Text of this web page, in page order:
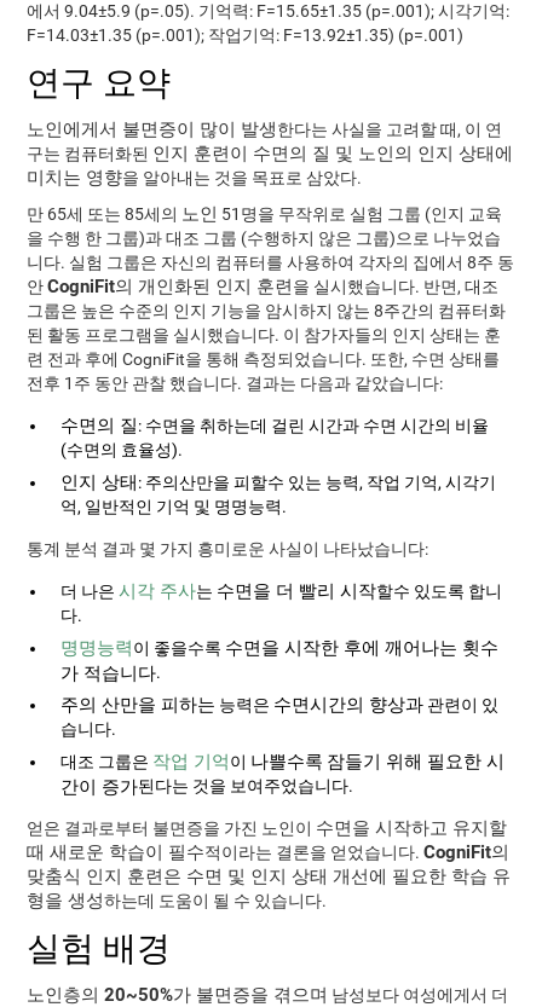
에서 9.04±5.9 (p=.05). 기억력: F=15.65±1.35 (p=.001); 시각기억:
F=14.03±1.35 (p=.001); 작업기억: F=13.92±1.35) (p=.001)
연구 요약
노인에게서 불면증이 많이 발생한다는 사실을 고려할 때, 이 연
구는 컴퓨터화된 인지 훈련이 수면의 질 및 노인의 인지 상태에
미치는 영향을 알아내는 것을 목표로 삼았다.
만 65세 또는 85세의 노인 51명을 무작위로 실험 그룹 (인지 교육
을 수행 한 그룹)과 대조 그룹 (수행하지 않은 그룹)으로 나누었습
니다. 실험 그룹은 자신의 컴퓨터를 사용하여 각자의 집에서 8주 동
안CogniFit의 개인화된 인지 훈련을 실시했습니다. 반면, 대조
그룹은 높은 수준의 인지 기능을 암시하지 않는 8주간의 컴퓨터화
된 활동 프로그램을 실시했습니다. 이 참가자들의 인지 상태는 훈
련 전과 후에 CogniFit을 통해 측정되었습니다. 또한, 수면 상태를
전후 1주 동안 관찰 했습니다. 결과는 다음과 같았습니다:
수면의 질: 수면을 취하는데 걸린 시간과 수면 시간의 비율
(수면의 효율성).
인지 상태: 주의산만을 피할수 있는 능력, 작업 기억, 시각기
억, 일반적인 기억 및 명명능력.
통계 분석 결과 몇 가지 흥미로운 사실이 나타났습니다:
더 나은시각 주사는 수면을 더 빨리 시작할수 있도록 합니
다.
명명능력이 좋을수록 수면을 시작한 후에 깨어나는 횟수
가 적습니다.
주의 산만을 피하는 능력은 수면시간의 향상과 관련이 있
습니다.
대조 그룹은 작업 기억이 나쁠수록 잠들기 위해 필요한 시
간이 증가된다는 것을 보여주었습니다.
얻은 결과로부터 불면증을 가진 노인이 수면을 시작하고 유지할
때 새로운 학습이 필수적이라는 결론을 얻었습니다.CogniFit의
맞춤식 인지 훈련은 수면 및 인지 상태 개선에 필요한 학습 유
형을 생성하는데 도움이 될 수 있습니다.
실험 배경
노인층의 20~50%가 불면증을 겪으며 남성보다 여성에게서 더